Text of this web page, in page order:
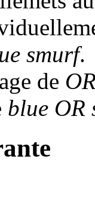
smurf.
de
blue OR